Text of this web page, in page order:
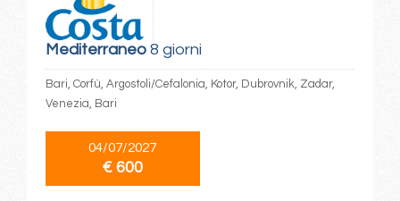
Mediterraneo8 giorni
Bari, Corfù, Argostoli/Cefalonia, Kotor, Dubrovnik, Zadar,
Venezia, Bari
04/07/2027
€ 600